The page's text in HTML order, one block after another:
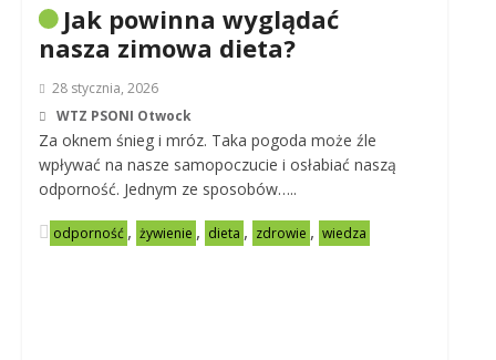
Jak powinna wyglądać
nasza zimowa dieta?
28 stycznia, 2026
WTZ PSONI Otwock
Za oknem śnieg i mróz. Taka pogoda może źle
wpływać na nasze samopoczucie i osłabiać naszą
odporność. Jednym ze sposobów…..
odporność , żywienie , dieta , zdrowie , wiedza